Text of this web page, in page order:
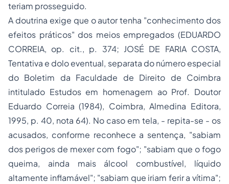
teriam prosseguido.
A doutrina exige que o autor tenha "conhecimento dos
efeitos práticos" dos meios empregados (EDUARDO
CORREIA, op. cit., p. 374; JOSÉ DE FARIA COSTA,
Tentativa e dolo eventual, separata do número especial
do Boletim da Faculdade de Direito de Coimbra
intitulado Estudos em homenagem ao Prof. Doutor
Eduardo Correia (1984), Coimbra, Almedina Editora,
1995, p. 40, nota 64). No caso em tela, - repita-se - os
acusados, conforme reconhece a sentença, "sabiam
dos perigos de mexer com fogo"; "sabiam que o fogo
queima, ainda mais álcool combustível, líquido
altamente inflamável"; "sabiam que iriam ferir a vítima";